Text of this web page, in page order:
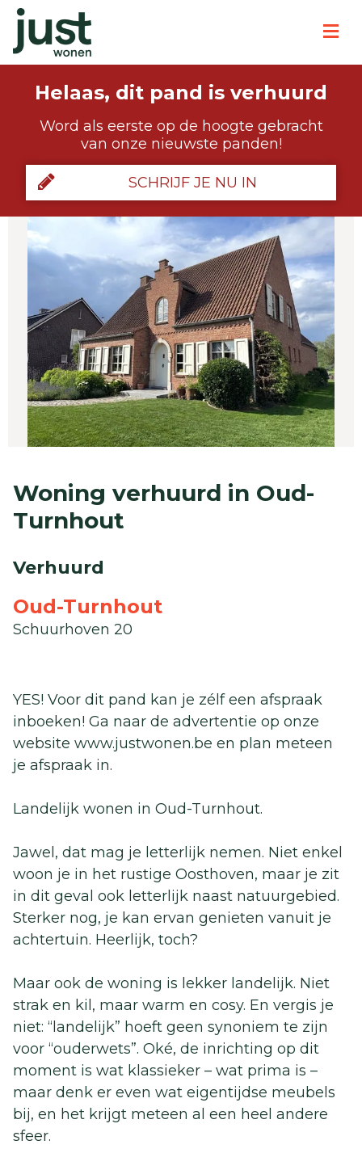
Helaas, dit pand is verhuurd
Word als eerste op de hoogte gebracht
van onze nieuwste panden!
SCHRIJF JE NU IN
Woning verhuurd in Oud-
Turnhout
Verhuurd
Oud-Turnhout
Schuurhoven 20
YES! Voor dit pand kan je zélf een afspraak
inboeken! Ga naar de advertentie op onze
website www.justwonen.be en plan meteen
je afspraak in.
Landelijk wonen in Oud-Turnhout.
Jawel, dat mag je letterlijk nemen. Niet enkel
woon je in het rustige Oosthoven, maar je zit
in dit geval ook letterlijk naast natuurgebied.
Sterker nog, je kan ervan genieten vanuit je
achtertuin. Heerlijk, toch?
Maar ook de woning is lekker landelijk. Niet
strak en kil, maar warm en cosy. En vergis je
niet: “landelijk” hoeft geen synoniem te zijn
voor “ouderwets”. Oké, de inrichting op dit
moment is wat klassieker – wat prima is –
maar denk er even wat eigentijdse meubels
bij, en het krijgt meteen al een heel andere
sfeer.